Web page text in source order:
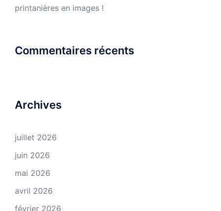
printanières en images !
Commentaires récents
Archives
juillet 2026
juin 2026
mai 2026
avril 2026
février 2026